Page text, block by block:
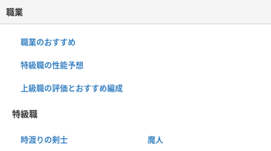
職業
職業のおすすめ
特級職の性能予想
上級職の評価とおすすめ編成
特級職
時渡りの剣士 魔人